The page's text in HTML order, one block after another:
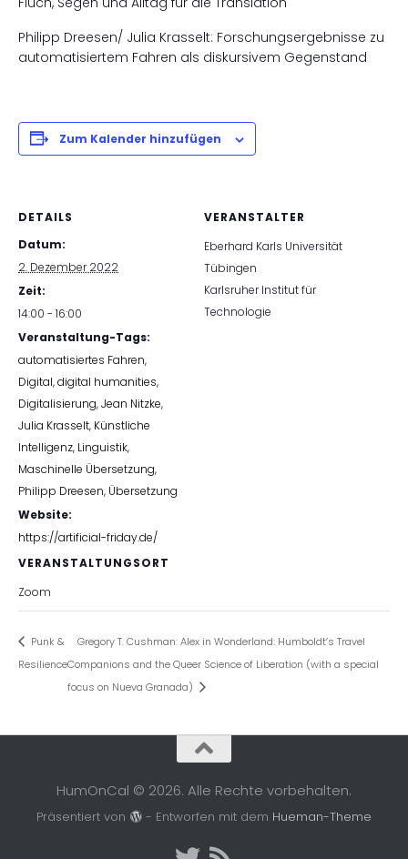
Philipp Dreesen/ Julia Krasselt: Forschungsergebnisse zu
automatisiertem Fahren als diskursivem Gegenstand
Zum Kalender hinzufügen
DETAILS
Datum:
2. Dezember 2022
Zeit:
14:00 - 16:00
Veranstaltung-Tags:
automatisiertes Fahren,
Digital,digital humanities,
Digitalisierung,Jean Nitzke,
Julia Krasselt, Künstliche
Intelligenz, Linguistik,
Maschinelle Übersetzung,
Philipp Dreesen, Übersetzung
Website:
https://artificial-friday.de/
VERANSTALTUNGSORT
Zoom
VERANSTALTER
Eberhard Karls Universität
Tübingen
Karlsruher Institut für
Technologie
Punk &
Resilience
Gregory T. Cushman: Alex in Wonderland: Humboldt’s Travel
Companions and the Queer Science of Liberation (with a special
focus on Nueva Granada)
HumOnCal © 2026. Alle Rechte vorbehalten.
Präsentiert von - Entworfen mit dem Hueman-Theme